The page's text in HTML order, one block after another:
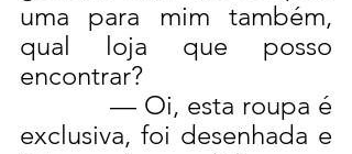
uma para mim também,
qual loja que posso
encontrar?
— Oi, esta roupa é
exclusiva, foi desenhada e